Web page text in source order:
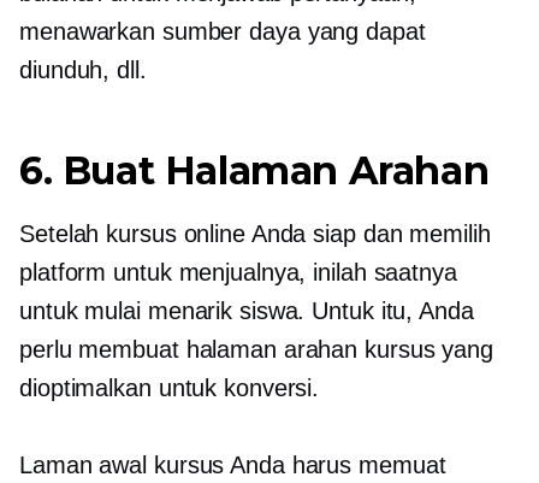
menawarkan sumber daya yang dapat
diunduh, dll.
6. Buat Halaman Arahan
Setelah kursus online Anda siap dan memilih
platform untuk menjualnya, inilah saatnya
untuk mulai menarik siswa. Untuk itu, Anda
perlu membuat halaman arahan kursus yang
dioptimalkan untuk konversi.
Laman awal kursus Anda harus memuat